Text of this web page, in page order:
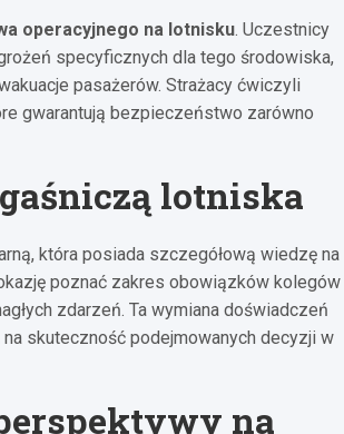
operacyjnego na lotnisku. Uczestnicy
specyficznych dla tego środowiska,
pasażerów. Strażacy ćwiczyli
gwarantują bezpieczeństwo zarówno
lotniska
która posiada szczegółową wiedzę na
poznać zakres obowiązków kolegów
zdarzeń. Ta wymiana doświadczeń
skuteczność podejmowanych decyzji w
na